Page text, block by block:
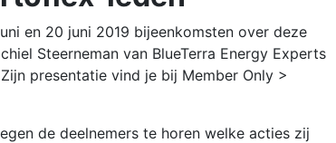
en 20 juni 2019 bijeenkomsten over deze
Steerneman van BlueTerra Energy Experts
presentatie vind je bij Member Only >
de deelnemers te horen welke acties zij